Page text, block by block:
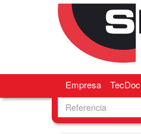
Empresa TecDoc